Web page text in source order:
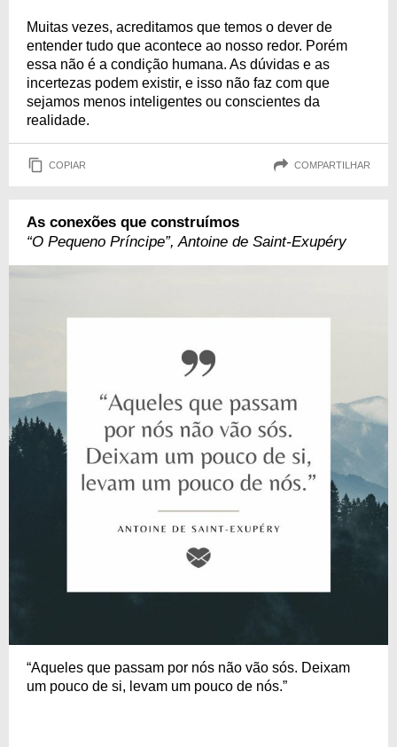
Muitas vezes, acreditamos que temos o dever de
entender tudo que acontece ao nosso redor. Porém
essa não é a condição humana. As dúvidas e as
incertezas podem existir, e isso não faz com que
sejamos menos inteligentes ou conscientes da
realidade.
COPIAR COMPARTILHAR
As conexões que construímos
“O Pequeno Príncipe”, Antoine de Saint-Exupéry
“Aqueles que passam por nós não vão sós. Deixam
um pouco de si, levam um pouco de nós.”